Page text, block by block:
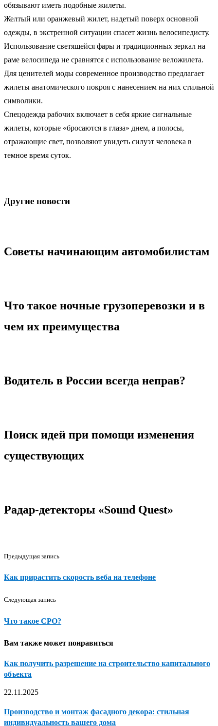
обязывают иметь подобные жилеты.
Желтый или оранжевый жилет, надетый поверх основной
одежды, в экстренной ситуации спасет жизнь велосипедисту.
Использование светящейся фары и традиционных зеркал на
раме велосипеда не сравнятся с использование веложилета.
Для ценителей моды современное производство предлагает
жилеты анатомического покроя с нанесением на них стильной
символики.
Спецодежда рабочих включает в себя яркие сигнальные
жилеты, которые «бросаются в глаза» днем, а полосы,
отражающие свет, позволяют увидеть силуэт человека в
темное время суток.
Другие новости
Советы начинающим автомобилистам
Что такое ночные грузоперевозки и в
чем их преимущества
Водитель в России всегда неправ?
Поиск идей при помощи изменения
существующих
Радар-детекторы «Sound Quest»
Предыдущая запись
Как прирастить скорость веба на телефоне
Следующая запись
Что такое СРО?
Вам также может понравиться
Как получить разрешение на строительство капитального
объекта
22.11.2025
Производство и монтаж фасадного декора: стильная
индивидуальность вашего дома